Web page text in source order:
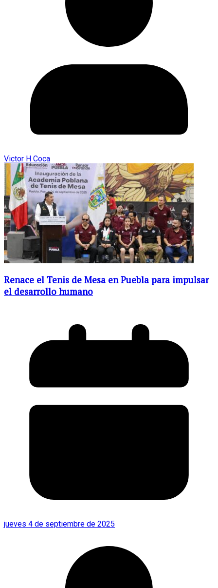
Victor H Coca
Renace el Tenis de Mesa en Puebla para impulsar
el desarrollo humano
jueves 4 de septiembre de 2025